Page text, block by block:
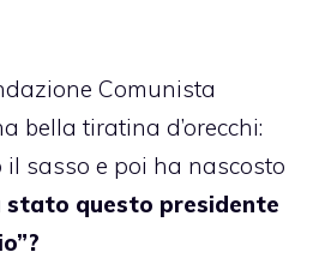
Comunista
bella tiratina d’orecchi:
sasso e poi ha nascosto
stato questo presidente